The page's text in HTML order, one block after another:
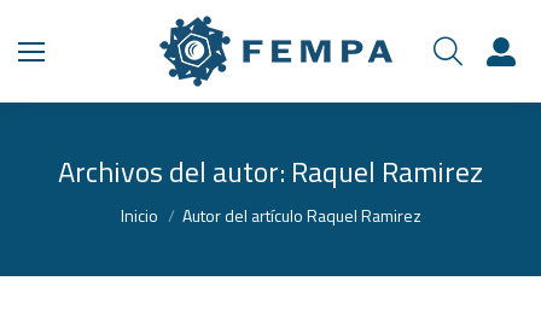
Archivos del autor: Raquel Ramirez
Estás aquí:
Inicio Autor del artículo Raquel Ramirez